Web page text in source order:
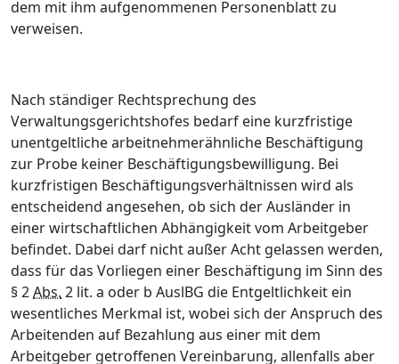
dem mit ihm aufgenommenen Personenblatt zu
verweisen.
Nach ständiger Rechtsprechung des
Verwaltungsgerichtshofes bedarf eine kurzfristige
unentgeltliche arbeitnehmerähnliche Beschäftigung
zur Probe keiner Beschäftigungsbewilligung. Bei
kurzfristigen Beschäftigungsverhältnissen wird als
entscheidend angesehen, ob sich der Ausländer in
einer wirtschaftlichen Abhängigkeit vom Arbeitgeber
befindet. Dabei darf nicht außer Acht gelassen werden,
dass für das Vorliegen einer Beschäftigung im Sinn des
§ 2Abs. 2 lit. a oder b AuslBG die Entgeltlichkeit ein
wesentliches Merkmal ist, wobei sich der Anspruch des
Arbeitenden auf Bezahlung aus einer mit dem
Arbeitgeber getroffenen Vereinbarung, allenfalls aber